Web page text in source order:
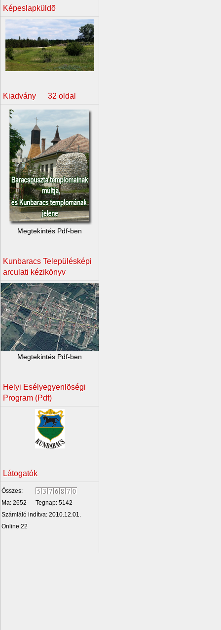
Képeslapküldõ
Kiadvány 32 oldal
Megtekintés Pdf-ben
Kunbaracs Településképi
arculati kézikönyv
Megtekintés Pdf-ben
Helyi Esélyegyenlõségi
Program (Pdf)
Látogatók
Összes:
Ma: 2652
Tegnap: 5142
Számláló indítva: 2010.12.01.
Online:22